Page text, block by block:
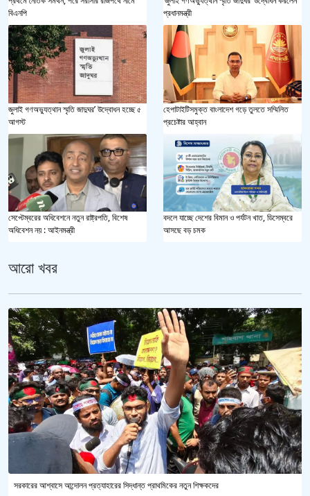
বিএনপি
প্রধানমন্ত্রী
জুলাই গণঅভ্যুত্থান স্মৃতি জাদুঘর’ উদ্বোধন হচ্ছে ৫
আগস্ট
হেপাটাইটিসমুক্ত বাংলাদেশ গড়ে তুলতে সম্মিলিত
প্রচেষ্টার আহ্বান
সেপ্টেম্বরের অধিবেশনে নতুন রাষ্ট্রপতি, বিশেষ
অধিবেশন নয় : আইনমন্ত্রী
বদলে যাচ্ছে দেশের বিমান ও পর্যটন খাত, ডিসেম্বরে
আসছে বড় চমক
আরো খবর
সরকারের আশ্বাসে আন্দোলন প্রত্যাহারের সিদ্ধান্ত প্রাথমিকের নতুন শিক্ষকদের